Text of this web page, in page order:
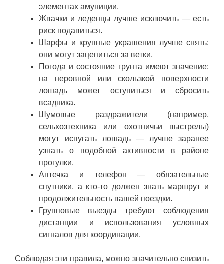
элементах амуниции.
Жвачки и леденцы лучше исключить — есть
риск подавиться.
Шарфы и крупные украшения лучше снять:
они могут зацепиться за ветки.
Погода и состояние грунта имеют значение:
на неровной или скользкой поверхности
лошадь может оступиться и сбросить
всадника.
Шумовые раздражители (например,
сельхозтехника или охотничьи выстрелы)
могут испугать лошадь — лучше заранее
узнать о подобной активности в районе
прогулки.
Аптечка и телефон — обязательные
спутники, а кто-то должен знать маршрут и
продолжительность вашей поездки.
Групповые выезды требуют соблюдения
дистанции и использования условных
сигналов для координации.
Соблюдая эти правила, можно значительно снизить